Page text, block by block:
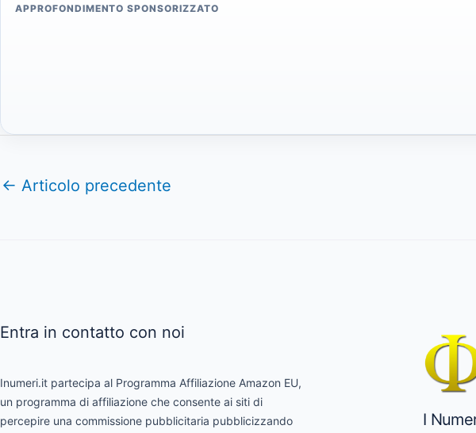
APPROFONDIMENTO SPONSORIZZATO
← Articolo precedente
Entra in contatto con noi
Inumeri.it partecipa al Programma Affiliazione Amazon EU,
un programma di affiliazione che consente ai siti di
percepire una commissione pubblicitaria pubblicizzando
I